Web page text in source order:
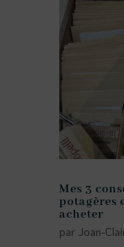
Mes 3
potagères
acheter
par Joan-